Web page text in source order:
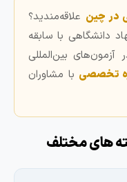
چینعلاقه‌مندید؟
با سابقه
بین‌المللی
با مشاوران
مختلف